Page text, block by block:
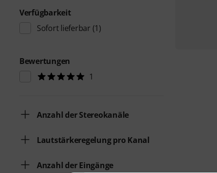
Verfügbarkeit
Sofort lieferbar (1)
Bewertungen
1
Anzahl der Stereokanäle
Lautstärkeregelung pro Kanal
Anzahl der Eingänge